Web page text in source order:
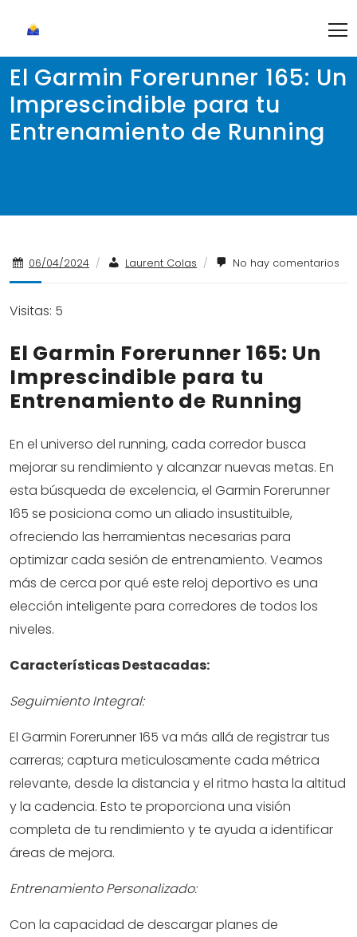
content
El Garmin Forerunner 165: Un
Imprescindible para tu
Entrenamiento de Running
06/04/2024 / Laurent Colas / No hay comentarios
Visitas: 5
El Garmin Forerunner 165: Un
Imprescindible para tu
Entrenamiento de Running
En el universo del running, cada corredor busca
mejorar su rendimiento y alcanzar nuevas metas. En
esta búsqueda de excelencia, el Garmin Forerunner
165 se posiciona como un aliado insustituible,
ofreciendo las herramientas necesarias para
optimizar cada sesión de entrenamiento. Veamos
más de cerca por qué este reloj deportivo es una
elección inteligente para corredores de todos los
niveles.
Características Destacadas:
Seguimiento Integral:
El Garmin Forerunner 165 va más allá de registrar tus
carreras; captura meticulosamente cada métrica
relevante, desde la distancia y el ritmo hasta la altitud
y la cadencia. Esto te proporciona una visión
completa de tu rendimiento y te ayuda a identificar
áreas de mejora.
Entrenamiento Personalizado:
Con la capacidad de descargar planes de